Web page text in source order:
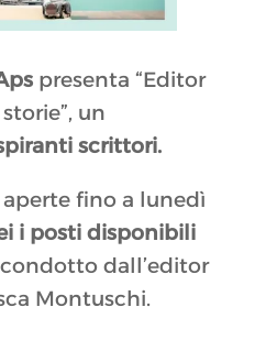
presenta “Editor
un
scrittori.
fino a lunedì
i posti disponibili
dall’editor
Montuschi.